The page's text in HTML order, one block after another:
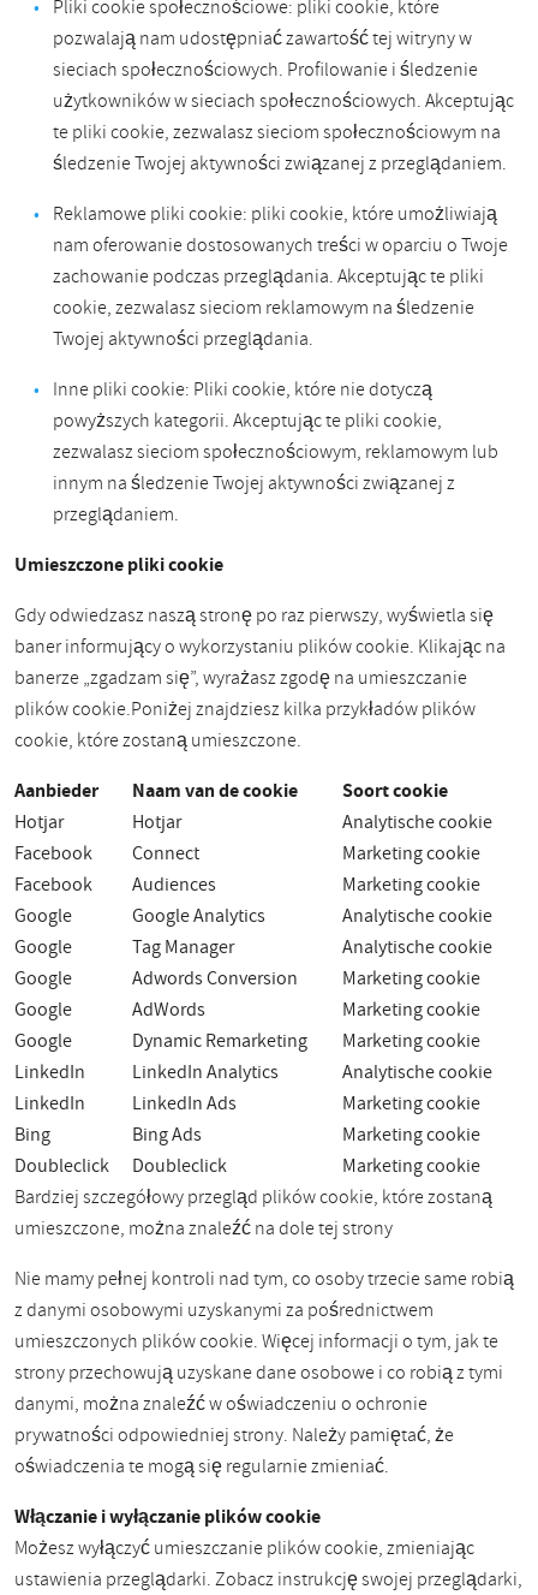
Pliki cookie społecznościowe: pliki cookie, które
pozwalają nam udostępniać zawartość tej witryny w
sieciach społecznościowych. Profilowanie i śledzenie
użytkowników w sieciach społecznościowych. Akceptując
te pliki cookie, zezwalasz sieciom społecznościowym na
śledzenie Twojej aktywności związanej z przeglądaniem.
Reklamowe pliki cookie: pliki cookie, które umożliwiają
nam oferowanie dostosowanych treści w oparciu o Twoje
zachowanie podczas przeglądania. Akceptując te pliki
cookie, zezwalasz sieciom reklamowym na śledzenie
Twojej aktywności przeglądania.
Inne pliki cookie: Pliki cookie, które nie dotyczą
powyższych kategorii. Akceptując te pliki cookie,
zezwalasz sieciom społecznościowym, reklamowym lub
innym na śledzenie Twojej aktywności związanej z
przeglądaniem.
Umieszczone pliki cookie
Gdy odwiedzasz naszą stronę po raz pierwszy, wyświetla się
baner informujący o wykorzystaniu plików cookie. Klikając na
banerze „zgadzam się”, wyrażasz zgodę na umieszczanie
plików cookie.Poniżej znajdziesz kilka przykładów plików
cookie, które zostaną umieszczone.
Aanbieder Naam van de cookie Soort cookie
Hotjar Hotjar
Analytische cookie
Facebook
Connect
Marketing cookie
Facebook
Audiences
Marketing cookie
Google
Google Analytics
Analytische cookie
Google
Tag Manager
Analytische cookie
Google
Adwords Conversion
Marketing cookie
Google
AdWords
Marketing cookie
Google
Dynamic Remarketing
Marketing cookie
LinkedIn
LinkedIn Analytics
Analytische cookie
LinkedIn
LinkedIn Ads
Marketing cookie
Bing
Bing Ads
Marketing cookie
Doubleclick
Doubleclick
Marketing cookie
Bardziej szczegółowy przegląd plików cookie, które zostaną
umieszczone, można znaleźć na dole tej strony
Nie mamy pełnej kontroli nad tym, co osoby trzecie same robią
z danymi osobowymi uzyskanymi za pośrednictwem
umieszczonych plików cookie. Więcej informacji o tym, jak te
strony przechowują uzyskane dane osobowe i co robią z tymi
danymi, można znaleźć w oświadczeniu o ochronie
prywatności odpowiedniej strony. Należy pamiętać, że
oświadczenia te mogą się regularnie zmieniać.
Włączanie i wyłączanie plików cookie
Możesz wyłączyć umieszczanie plików cookie, zmieniając
ustawienia przeglądarki. Zobacz instrukcję swojej przeglądarki,